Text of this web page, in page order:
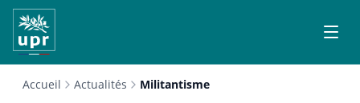
Accueil Actualités Militantisme